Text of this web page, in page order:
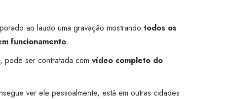
ao laudo uma gravação mostrando todos os
funcionamento.
pode ser contratada com vídeo completo do
ver ele pessoalmente, está em outras cidades